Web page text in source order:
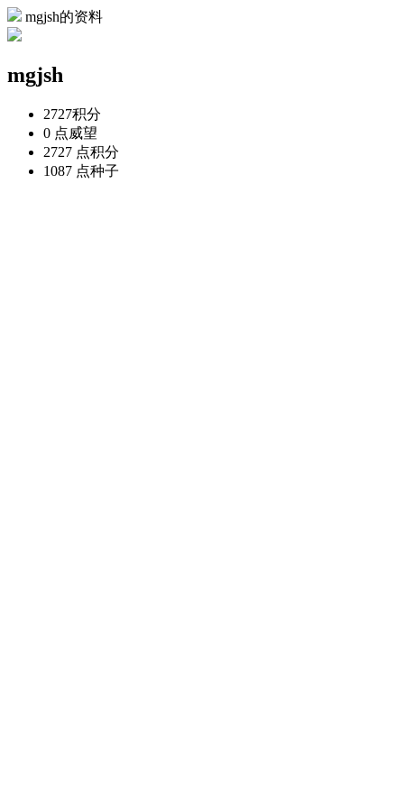
mgjsh的资料
mgjsh
2727积分
0 点威望
2727 点积分
1087 点种子